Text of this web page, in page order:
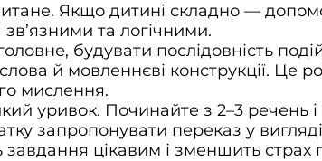
Якщо дитині складно —
та логічними.
будувати послідовність
й мовленнєві конструкції. Це
мислення.
уривок. Починайте з 2–3 речень
запропонувати переказ у
завдання цікавим і зменшить